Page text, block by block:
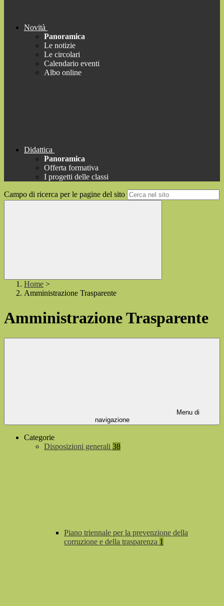
Novità
Panoramica
Le notizie
Le circolari
Calendario eventi
Albo online
Didattica
Panoramica
Offerta formativa
I progetti delle classi
Campo di ricerca per le pagine del sito
Home >
Amministrazione Trasparente
Amministrazione Trasparente
Menu di
navigazione
Categorie
Disposizioni generali 38
Piano triennale per la prevenzione della
corruzione e della trasparenza 1